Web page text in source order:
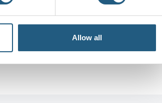
Allow all